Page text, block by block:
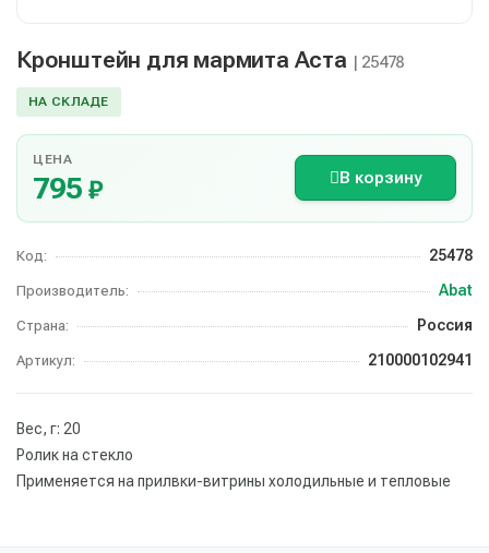
Кронштейн для мармита Аста | 25478
НА СКЛАДЕ
ЦЕНА
795 ₽ В корзину
Код: 25478
Производитель: Abat
Страна: Россия
Артикул: 210000102941
Вес, г: 20
Ролик на стекло
Применяется на прилвки-витрины холодильные и тепловые